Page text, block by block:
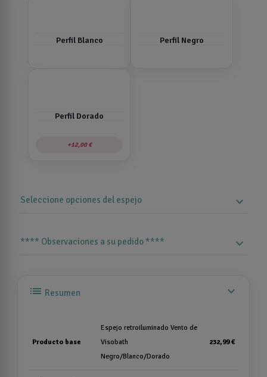
Perfil Blanco Perfil Negro
Perfil Dorado
12,00 €
Seleccione opciones del espejo expand_more
**** Observaciones a su pedido **** expand_more
list Resumen expand_more
Producto base
Espejo retroiluminado Vento de
Visobath
Negro/Blanco/Dorado
232,99 €